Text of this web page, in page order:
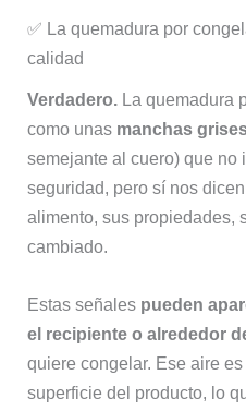
✅ La quemadura por
calidad
Verdadero. La quemadura
como unas manchas
semejante al cuero) que no
seguridad, pero sí nos
alimento, sus propiedades,
cambiado.
Estas señales pueden
el recipiente o alrededor
quiere congelar. Ese aire
superficie del producto, lo